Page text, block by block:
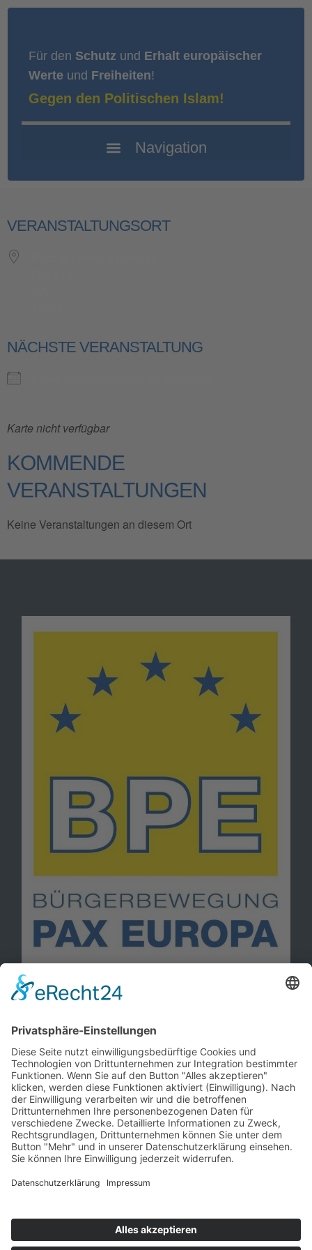
Für den Schutz und Erhalt europäischer
Werte und Freiheiten!
Gegen den Politischen Islam!
VERANSTALTUNGSORT
NÄCHSTE VERANSTALTUNG
Karte nicht verfügbar
KOMMENDE
VERANSTALTUNGEN
Keine Veranstaltungen an diesem Ort
Kontakt
Mitglied werden!
Impressum
Datenschutz
Copyright 2023. All rights reserved.